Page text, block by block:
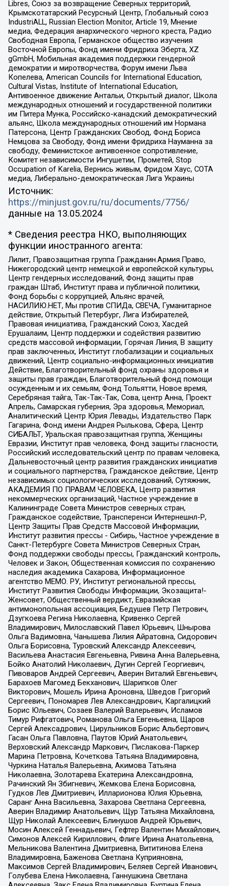
Libres, Союз за возвращение Северных территорий,
Крымскотатарский Ресурсный Центр, Глобальный союз
IndustriALL, Russian Election Monitor, Article 19, Мнение
медиа, Федерация анархического черного креста, Радио
Свободная Европа, Германское общество изучения
Восточной Европы, Фонд имени Фридриха Эберта, XZ
gGmbH, Мобильная академия поддержки гендерной
демократии и миротворчества, Форум имени Льва
Копелева, American Councils for International Education,
Cultural Vistas, Institute of International Education,
Антивоенное движение Антальи, Открытый диалог, Школа
международных отношений и государственной политики
им Питера Мунка, Российско-канадский демократический
альянс, Школа международных отношений им Нормана
Патерсона, Центр Гражданских Свобод, Фонд Бориса
Немцова за Свободу, Фонд имени Фридриха Науманна за
свободу, Феминистское антивоенное сопротивление,
Комитет независимости Ингушетии, Прометей, Stop
Occupation of Karelia, Вернись живым, Фридом Хаус, СОТА
медиа, Либерально-демократическая Лига Украины
Источник:
https://minjust.gov.ru/ru/documents/7756/
данные на 13.05.2024
* Сведения реестра НКО, выполняющих
функции иностранного агента:
Лилит, Правозащитная группа Гражданин.Армия.Право,
Нижегородский центр немецкой и европейской культуры,
Центр гендерных исследований, Фонд защиты прав
граждан Штаб, Институт права и публичной политики,
Фонд борьбы с коррупцией, Альянс врачей,
НАСИЛИЮ.НЕТ, Мы против СПИДа, СВЕЧА, Гуманитарное
действие, Открытый Петербург, Лига Избирателей,
Правовая инициатива, Гражданский Союз, Хасдей
Ерушалаим, Центр поддержки и содействия развитию
средств массовой информации, Горячая Линия, В защиту
прав заключенных, Институт глобализации и социальных
движений, Центр социально-информационных инициатив
Действие, Благотворительный фонд охраны здоровья и
защиты прав граждан, Благотворительный фонд помощи
осужденным и их семьям, Фонд Тольятти, Новое время,
Серебряная тайга, Так-Так-Так, Сова, центр Анна, Проект
Апрель, Самарская губерния, Эра здоровья, Мемориал,
Аналитический Центр Юрия Левады, Издательство Парк
Гагарина, Фонд имени Андрея Рылькова, Сфера, Центр
СИБАЛЬТ, Уральская правозащитная группа, Женщины
Евразии, Институт прав человека, Фонд защиты гласности,
Российский исследовательский центр по правам человека,
Дальневосточный центр развития гражданских инициатив
и социального партнерства, Гражданское действие, Центр
независимых социологических исследований, Сутяжник,
АКАДЕМИЯ ПО ПРАВАМ ЧЕЛОВЕКА, Центр развития
некоммерческих организаций, Частное учреждение в
Калининграде Совета Министров северных стран,
Гражданское содействие, Трансперенси Интернешнл-Р,
Центр Защиты Прав Средств Массовой Информации,
Институт развития прессы - Сибирь, Частное учреждение в
Санкт-Петербурге Совета Министров Северных Стран,
Фонд поддержки свободы прессы, Гражданский контроль,
Человек и Закон, Общественная комиссия по сохранению
наследия академика Сахарова, Информационное
агентство МЕМО. РУ, Институт региональной прессы,
Институт Развития Свободы Информации, Экозащита!-
Женсовет, Общественный вердикт, Евразийская
антимонопольная ассоциация, Бедушев Петр Петрович,
Дзугкоева Регина Николаевна, Кривенко Сергей
Владимирович, Милославский Павел Юрьевич, Шнырова
Ольга Вадимовна, Чанышева Лилия Айратовна, Сидорович
Ольга Борисовна, Туровский Александр Алексеевич,
Васильева Анастасия Евгеньевна, Ривина Анна Валерьевна,
Бойко Анатолий Николаевич, Дугин Сергей Георгиевич,
Пивоваров Андрей Сергеевич, Аверин Виталий Евгеньевич,
Барахоев Магомед Бекханович, Шарипков Олег
Викторович, Мошель Ирина Ароновна, Шведов Григорий
Сергеевич, Пономарев Лев Александрович, Каргалицкий
Борис Юльевич, Созаев Валерий Валерьевич, Исламов
Тимур Рифгатович, Романова Ольга Евгеньевна, Щаров
Сергей Алексадрович, Цирульников Борис Альбертович,
Гасан Ольга Павловна, Паутов Юрий Анатольевич,
Верховский Александр Маркович, Пислакова-Паркер
Марина Петровна, Кочеткова Татьяна Владимировна,
Чуркина Наталья Валерьевна, Акимова Татьяна
Николаевна, Золотарева Екатерина Александровна,
Рачинский Ян Збигневич, Жемкова Елена Борисовна,
Гудков Лев Дмитриевич, Илларионова Юлия Юрьевна,
Саранг Анна Васильевна, Захарова Светлана Сергеевна,
Аверин Владимир Анатольевич, Щур Татьяна Михайловна,
Щур Николай Алексеевич, Блинушов Андрей Юрьевич,
Мосин Алексей Геннадьевич, Гефтер Валентин Михайлович,
Симонов Алексей Кириллович, Флиге Ирина Анатольевна,
Мельникова Валентина Дмитриевна, Вититинова Елена
Владимировна, Баженова Светлана Куприяновна,
Максимов Сергей Владимирович, Беляев Сергей Иванович,
Голубева Елена Николаевна, Ганнушкина Светлана